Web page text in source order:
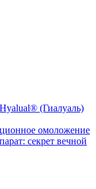
(Гиалуаль)
омоложение
секрет вечной